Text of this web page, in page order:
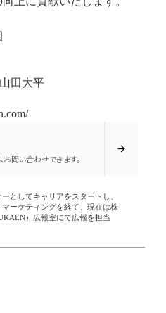
田大平
問い合わせできます。
arrow_forward
としてキャリアをスタートし、
ーケティングを経て、現在は株
）広報室にて広報を担当